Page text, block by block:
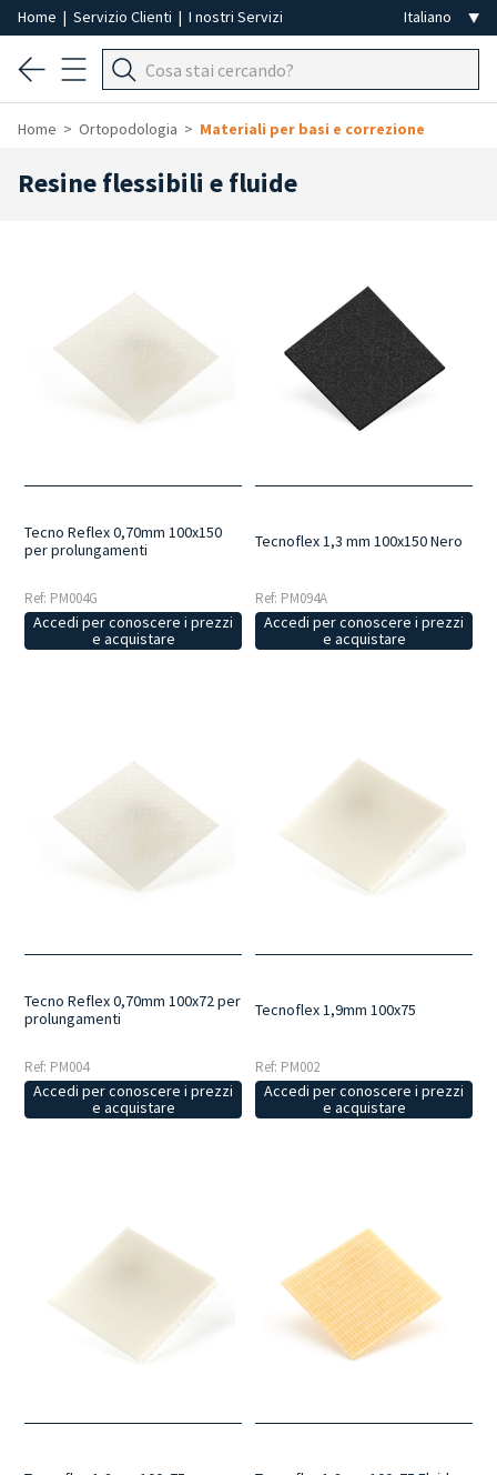
Home | Servizio Clienti | I nostri Servizi
Home Ortopodologia Materiali per basi e correzione
Resine flessibili e fluide
Tecno Reflex 0,70mm 100x150
per prolungamenti
Ref: PM004G
Accedi per conoscere i prezzi
e acquistare
Tecnoflex 1,3 mm 100x150 Nero
Ref: PM094A
Accedi per conoscere i prezzi
e acquistare
Tecno Reflex 0,70mm 100x72 per
prolungamenti
Ref: PM004
Accedi per conoscere i prezzi
e acquistare
Tecnoflex 1,9mm 100x75
Ref: PM002
Accedi per conoscere i prezzi
e acquistare